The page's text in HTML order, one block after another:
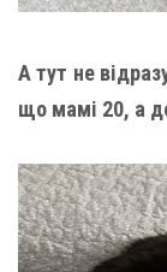
А тут не
що мамі 20, а